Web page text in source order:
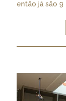
então já são 9